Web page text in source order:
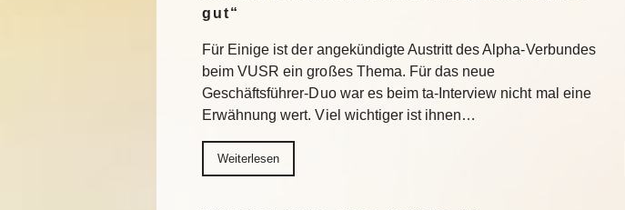
gut“
Für Einige ist der angekündigte Austritt des Alpha-Verbundes
beim VUSR ein großes Thema. Für das neue
Geschäftsführer-Duo war es beim ta-Interview nicht mal eine
Erwähnung wert. Viel wichtiger ist ihnen…
Weiterlesen